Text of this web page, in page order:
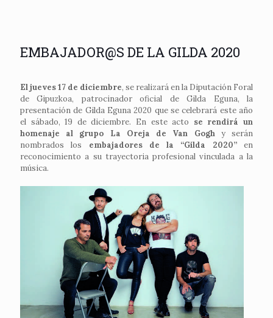
EMBAJADOR@S DE LA GILDA 2020
El jueves 17 de diciembre, se realizará en la Diputación Foral
de Gipuzkoa, patrocinador oficial de Gilda Eguna, la
presentación de Gilda Eguna 2020 que se celebrará este año
el sábado, 19 de diciembre. En este acto se rendirá un
homenaje al grupo La Oreja de Van Goghy serán
nombrados los embajadores de la “Gilda 2020”en
reconocimiento a su trayectoria profesional vinculada a la
música.